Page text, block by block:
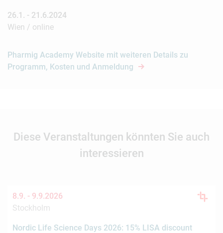
26.1. - 21.6.2024
Wien / online
Pharmig Academy Website mit weiteren Details zu
Programm, Kosten und Anmeldung
Diese Veranstaltungen könnten Sie auch
interessieren
8.9. - 9.9.2026
Stockholm
Nordic Life Science Days 2026: 15% LISA discount